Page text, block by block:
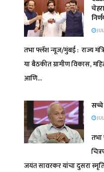
तभा फ्लॅश न्यूज/मुंबई : राज्य
या बैठकीत ग्रामीण विकास,
आणि...
सच्चे
तभा
जयंत सावरकर यांचा दुसरा